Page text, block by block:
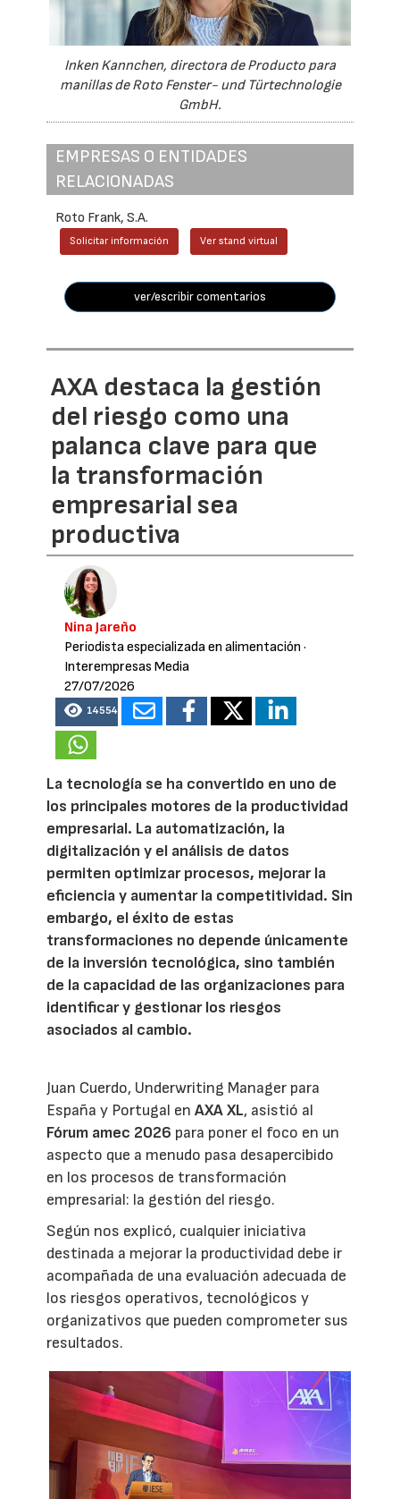
Inken Kannchen, directora de Producto para
manillas de Roto Fenster- und Türtechnologie
GmbH.
EMPRESAS O ENTIDADES
RELACIONADAS
Roto Frank, S.A.
Solicitar información Ver stand virtual
ver/escribir comentarios
AXA destaca la gestión
del riesgo como una
palanca clave para que
la transformación
empresarial sea
productiva
Nina Jareño
Periodista especializada en alimentación ·
Interempresas Media
27/07/2026
14554
La tecnología se ha convertido en uno de
los principales motores de la productividad
empresarial. La automatización, la
digitalización y el análisis de datos
permiten optimizar procesos, mejorar la
eficiencia y aumentar la competitividad. Sin
embargo, el éxito de estas
transformaciones no depende únicamente
de la inversión tecnológica, sino también
de la capacidad de las organizaciones para
identificar y gestionar los riesgos
asociados al cambio.
Juan Cuerdo, Underwriting Manager para
España y Portugal enAXA XL, asistió al
Fórum amec 2026 para poner el foco en un
aspecto que a menudo pasa desapercibido
en los procesos de transformación
empresarial: la gestión del riesgo.
Según nos explicó, cualquier iniciativa
destinada a mejorar la productividad debe ir
acompañada de una evaluación adecuada de
los riesgos operativos, tecnológicos y
organizativos que pueden comprometer sus
resultados.